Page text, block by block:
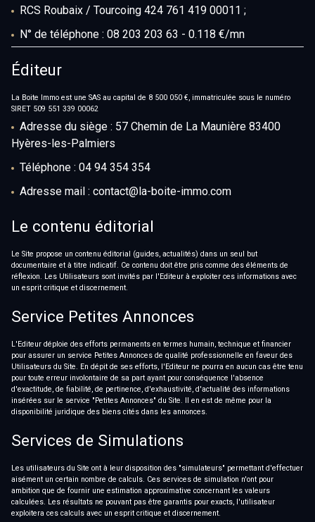
RCS Roubaix / Tourcoing 424 761 419 00011 ;
N° de téléphone : 08 203 203 63 - 0.118 €/mn
Éditeur
La Boite Immo est une SAS au capital de 8 500 050 €, immatriculée sous le numéro
SIRET 509 551 339 00062
Adresse du siège : 57 Chemin de La Maunière 83400
Hyères-les-Palmiers
Téléphone : 04 94 354 354
Adresse mail : contact@la-boite-immo.com
Le contenu éditorial
Le Site propose un contenu éditorial (guides, actualités) dans un seul but
documentaire et à titre indicatif. Ce contenu doit être pris comme des éléments de
réflexion. Les Utilisateurs sont invités par l'Editeur à exploiter ces informations avec
un esprit critique et discernement.
Service Petites Annonces
L'Editeur déploie des efforts permanents en termes humain, technique et financier
pour assurer un service Petites Annonces de qualité professionnelle en faveur des
Utilisateurs du Site. En dépit de ses efforts, l'Editeur ne pourra en aucun cas être tenu
pour toute erreur involontaire de sa part ayant pour conséquence l'absence
d'exactitude, de fiabilité, de pertinence, d'exhaustivité, d'actualité des informations
insérées sur le service "Petites Annonces" du Site. Il en est de même pour la
disponibilité juridique des biens cités dans les annonces.
Services de Simulations
Les utilisateurs du Site ont à leur disposition des "simulateurs" permettant d'effectuer
aisément un certain nombre de calculs. Ces services de simulation n'ont pour
ambition que de fournir une estimation approximative concernant les valeurs
calculées. Les résultats ne pouvant pas être garantis pour exacts, l'utilisateur
exploitera ces calculs avec un esprit critique et discernement.